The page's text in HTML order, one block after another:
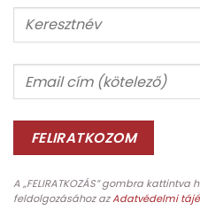
A „FELIRATKOZÁS” gombra
feldolgozásához azAdatvédelmi